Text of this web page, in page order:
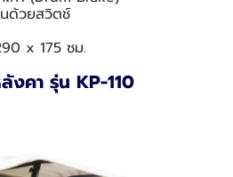
ด้วยสวิตช์
x 175 ซม.
งคา รุ่น KP-110